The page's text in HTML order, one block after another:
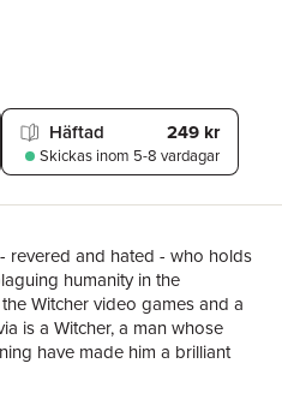
Häftad 249 kr
Skickas inom 5-8 vardagar
revered and hated - who holds
humanity in the
Witcher video games and a
is a Witcher, a man whose
have made him a brilliant
he is no ordinary killer: he